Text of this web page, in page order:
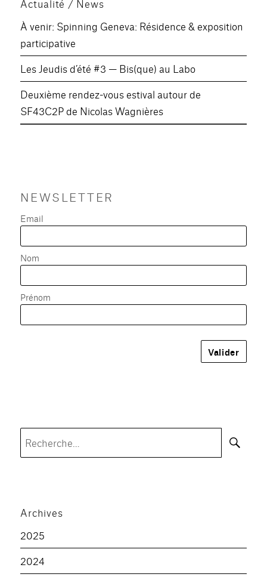
Actualité / News
À venir: Spinning Geneva: Résidence & exposition
participative
Les Jeudis d’été #3 — Bis(que) au Labo
Deuxième rendez-vous estival autour de
SF43C2P de Nicolas Wagnières
NEWSLETTER
Email
Nom
Prénom
Archives
2025
2024